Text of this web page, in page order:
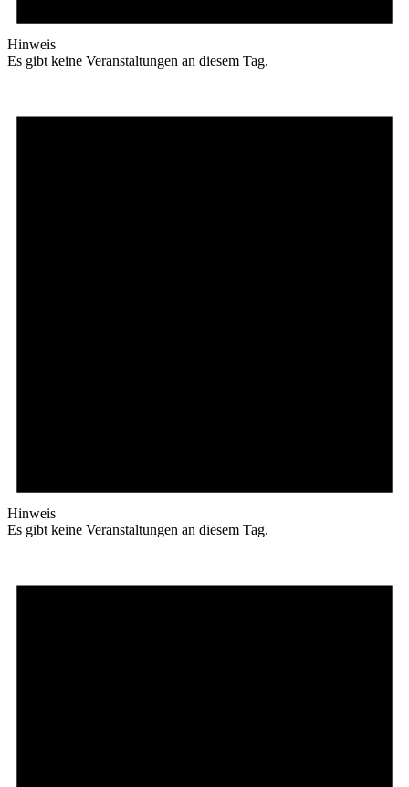
Hinweis
Es gibt keine Veranstaltungen an diesem Tag.
Hinweis
Es gibt keine Veranstaltungen an diesem Tag.